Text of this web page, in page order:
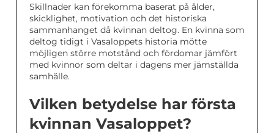
Skillnader kan förekomma baserat på ålder,
skicklighet, motivation och det historiska
sammanhanget då kvinnan deltog. En kvinna som
deltog tidigt i Vasaloppets historia mötte
möjligen större motstånd och fördomar jämfört
med kvinnor som deltar i dagens mer jämställda
samhälle.
Vilken betydelse har första
kvinnan Vasaloppet?